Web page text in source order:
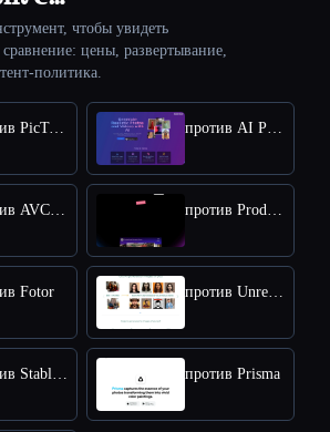
чтобы увидеть
цены, развертывание,
политика.
против PicTools.AI против AI Photos Editor
против AVCLabs PhotoPro AI против ProductScope AI
Fotor против Unrealme
против Stabledojo против Prisma